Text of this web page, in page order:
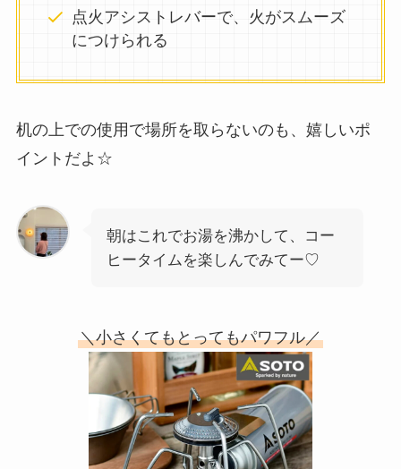
点火アシストレバーで、火がスムーズ
につけられる
机の上での使用で場所を取らないのも、嬉しいポ
イントだよ☆
朝はこれでお湯を沸かして、コー
ヒータイムを楽しんでみてー♡
＼小さくてもとってもパワフル／